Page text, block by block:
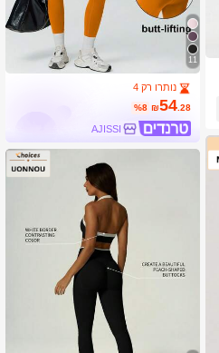
11
נותרו רק 4
₪54 .28
%8
AJISSI